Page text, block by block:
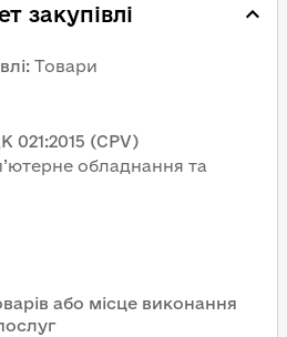
закупівлі
: Товари
021:2015 (CPV)
обладнання та
або місце виконання